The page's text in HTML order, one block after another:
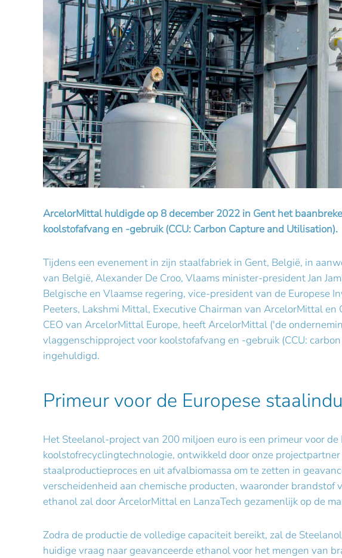
ArcelorMittal huldigde op 8 december 2022 in Gent het
koolstofafvang en -gebruik (CCU: Carbon Capture and Utilisation).
Tijdens een evenement in zijn staalfabriek in Gent, België, in
van België, Alexander De Croo, Vlaams minister-president Jan
Belgische en Vlaamse regering, vice-president van de Europese
Peeters, Lakshmi Mittal, Executive Chairman van ArcelorMittal en
CEO van ArcelorMittal Europe, heeft ArcelorMittal ('de
vlaggenschipproject voor koolstofafvang en -gebruik (CCU:
ingehuldigd.
Primeur voor de Europese
Het Steelanol-project van 200 miljoen euro is een primeur voor
koolstofrecyclingtechnologie, ontwikkeld door onze
staalproductieproces en uit afvalbiomassa om te zetten in
verscheidenheid aan chemische producten, waaronder
ethanol zal door ArcelorMittal en LanzaTech gezamenlijk op de
Zodra de productie de volledige capaciteit bereikt, zal de
huidige vraag naar geavanceerde ethanol voor het mengen van